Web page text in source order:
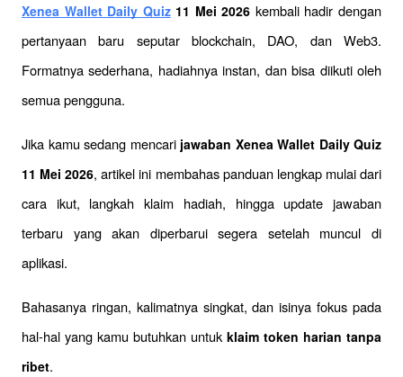
Xenea Wallet Daily Quiz 11 Mei 2026 kembali hadir dengan
pertanyaan baru seputar blockchain, DAO, dan Web3.
Formatnya sederhana, hadiahnya instan, dan bisa diikuti oleh
semua pengguna.
Jika kamu sedang mencari jawaban Xenea Wallet Daily Quiz
11 Mei 2026, artikel ini membahas panduan lengkap mulai dari
cara ikut, langkah klaim hadiah, hingga update jawaban
terbaru yang akan diperbarui segera setelah muncul di
aplikasi.
Bahasanya ringan, kalimatnya singkat, dan isinya fokus pada
hal-hal yang kamu butuhkan untuk klaim token harian tanpa
ribet.